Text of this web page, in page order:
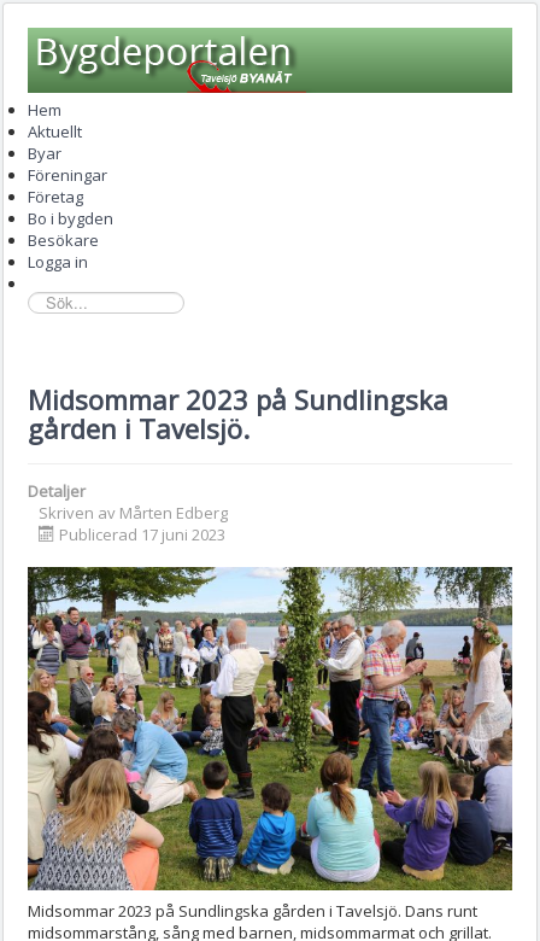
Hem
Aktuellt
Byar
Föreningar
Företag
Bo i bygden
Besökare
Logga in
sök...
Midsommar 2023 på Sundlingska
gården i Tavelsjö.
Detaljer
Skriven av Mårten Edberg
Publicerad 17 juni 2023
Midsommar 2023 på Sundlingska gården i Tavelsjö. Dans runt
midsommarstång, sång med barnen, midsommarmat och grillat.